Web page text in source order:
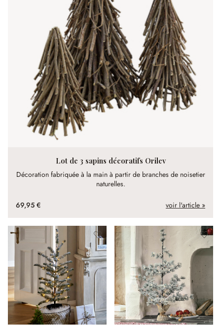
Lot de 3 sapins décoratifs Orilev
Décoration fabriquée à la main à partir de branches de noisetier
naturelles.
69,95 € voir l'article »